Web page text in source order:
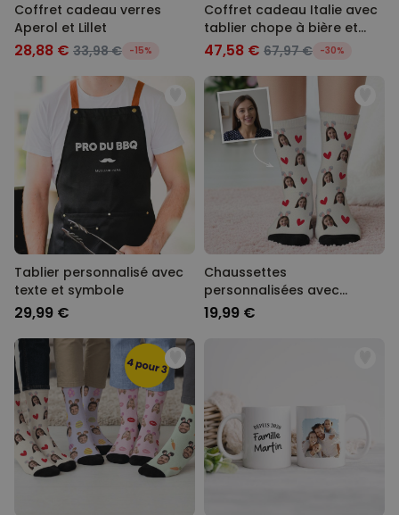
Coffret cadeau verres
Aperol et Lillet
28,88 € 33,98 € -15%
Coffret cadeau Italie avec
tablier chope à bière et
tasse à espresso
47,58 € 67,97 € -30%
Tablier personnalisé avec
texte et symbole
29,99 €
Chaussettes
personnalisées avec
visage et oreilles de lapin
19,99 €